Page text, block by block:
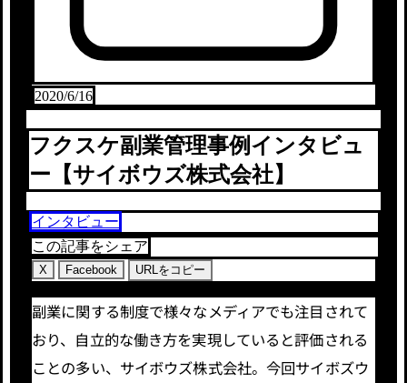
2020/6/16
フクスケ副業管理事例インタビュ
ー【サイボウズ株式会社】
インタビュー
この記事をシェア
X Facebook URLをコピー
副業に関する制度で様々なメディアでも注目されて
おり、自立的な働き方を実現していると評価される
ことの多い、サイボウズ株式会社。今回サイボズウ